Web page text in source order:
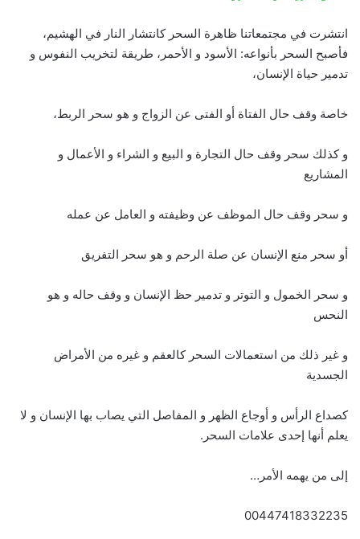
انتشرت في مجتمعاتنا ظاهرة السحر كانتشار النار في الهشيم،
فأصبح السحر بأنواعه: الأسود و الأحمر، طريقة لتخريب النفوس و
تدمير حياة الإنسان،
خاصة وقف حال الفتاة أو الفتى عن الزواج و هو سحر الربط،
و كذلك سحر وقف حال التجارة و البيع و الشراء و الأعمال و
المشاريع
و سحر وقف حال الموظف عن وظيفته و العامل عن عمله
أو سحر منع الإنسان عن صلة الرحم و هو سحر التفريق
و سحر الخمول و التوتر و تدمير حظ الإنسان و وقف حاله و هو
النحس
و غير ذلك من استعمالات السحر كالعقم و غيره من الأمراض
الجسدية
كصداع الرأس و أوجاع الظهر و المفاصل التي يصاب بها الإنسان و لا
يعلم أنها إحدى علامات السحر.
إلى من يهمه الأمر…
00447418332235